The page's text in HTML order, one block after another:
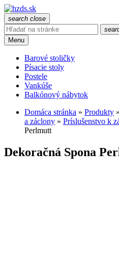
search close
Menu
Barové stoličky
Písacie stoly
Postele
Vankúše
Balkónový nábytok
Domáca stránka » Produkty »
a záclony » Príslušenstvo k
Perlmutt
Dekoračná Spona